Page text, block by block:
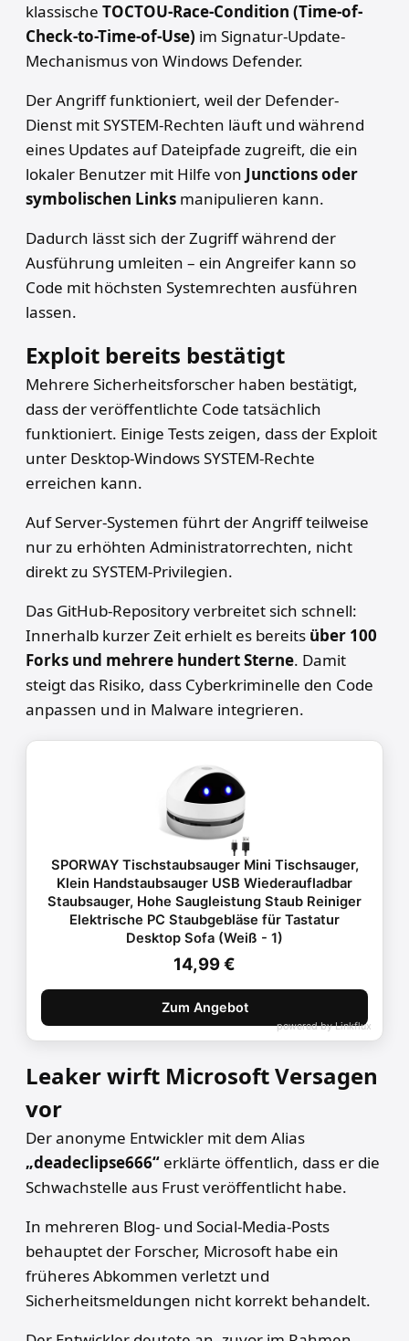
klassische TOCTOU-Race-Condition (Time-of-
Check-to-Time-of-Use) im Signatur-Update-
Mechanismus von Windows Defender.
Der Angriff funktioniert, weil der Defender-
Dienst mit SYSTEM-Rechten läuft und während
eines Updates auf Dateipfade zugreift, die ein
lokaler Benutzer mit Hilfe von Junctions oder
symbolischen Links manipulieren kann.
Dadurch lässt sich der Zugriff während der
Ausführung umleiten – ein Angreifer kann so
Code mit höchsten Systemrechten ausführen
lassen.
Exploit bereits bestätigt
Mehrere Sicherheitsforscher haben bestätigt,
dass der veröffentlichte Code tatsächlich
funktioniert. Einige Tests zeigen, dass der Exploit
unter Desktop-Windows SYSTEM-Rechte
erreichen kann.
Auf Server-Systemen führt der Angriff teilweise
nur zu erhöhten Administratorrechten, nicht
direkt zu SYSTEM-Privilegien.
Das GitHub-Repository verbreitet sich schnell:
Innerhalb kurzer Zeit erhielt es bereits über 100
Forks und mehrere hundert Sterne. Damit
steigt das Risiko, dass Cyberkriminelle den Code
anpassen und in Malware integrieren.
SPORWAY Tischstaubsauger Mini Tischsauger,
Klein Handstaubsauger USB Wiederaufladbar
Staubsauger, Hohe Saugleistung Staub Reiniger
Elektrische PC Staubgebläse für Tastatur
Desktop Sofa (Weiß - 1)
14,99 €
Zum Angebot
powered byLinkflux
Leaker wirft Microsoft Versagen
vor
Der anonyme Entwickler mit dem Alias
„deadeclipse666“ erklärte öffentlich, dass er die
Schwachstelle aus Frust veröffentlicht habe.
In mehreren Blog- und Social-Media-Posts
behauptet der Forscher, Microsoft habe ein
früheres Abkommen verletzt und
Sicherheitsmeldungen nicht korrekt behandelt.